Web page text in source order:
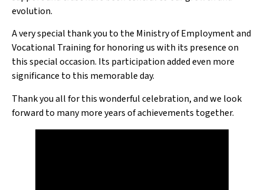
evolution.
A very special thank you to the Ministry of Employment and
Vocational Training for honoring us with its presence on
this special occasion. Its participation added even more
significance to this memorable day.
Thank you all for this wonderful celebration, and we look
forward to many more years of achievements together.